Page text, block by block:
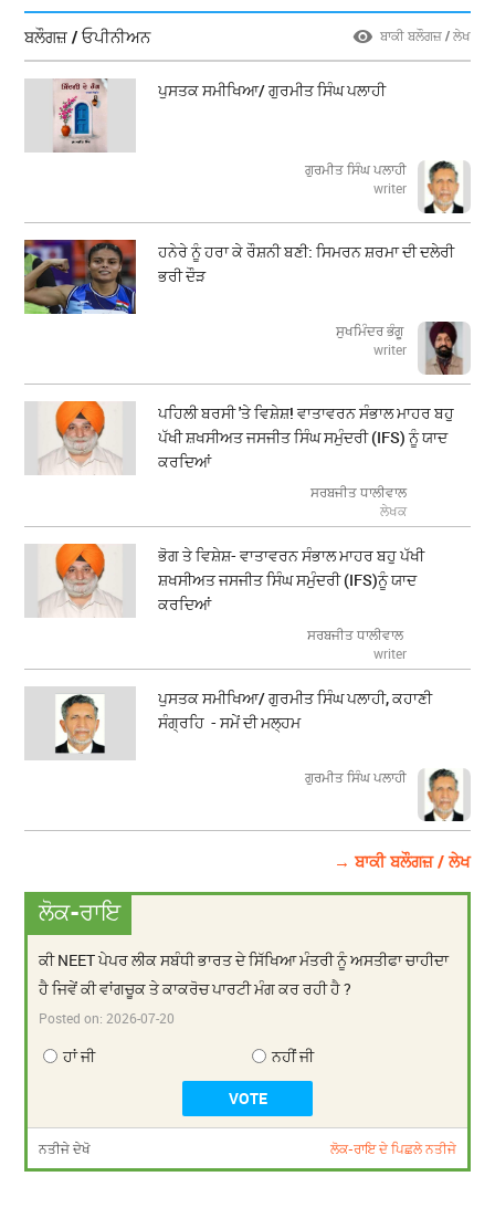
ਬਲੌਗਜ਼ / ਓਪੀਨੀਅਨ ਬਾਕੀ ਬਲੌਗਜ਼ / ਲੇਖ
ਪੁਸਤਕ ਸਮੀਖਿਆ/ ਗੁਰਮੀਤ ਸਿੰਘ ਪਲਾਹੀ
ਗੁਰਮੀਤ ਸਿੰਘ ਪਲਾਹੀ
writer
ਹਨੇਰੇ ਨੂੰ ਹਰਾ ਕੇ ਰੌਸ਼ਨੀ ਬਣੀ: ਸਿਮਰਨ ਸ਼ਰਮਾ ਦੀ ਦਲੇਰੀ
ਭਰੀ ਦੌੜ
ਸੁਖਮਿੰਦਰ ਭੰਗੂ
writer
ਪਹਿਲੀ ਬਰਸੀ 'ਤੇ ਵਿਸ਼ੇਸ਼! ਵਾਤਾਵਰਨ ਸੰਭਾਲ ਮਾਹਰ ਬਹੁ
ਪੱਖੀ ਸ਼ਖਸੀਅਤ ਜਸਜੀਤ ਸਿੰਘ ਸਮੁੰਦਰੀ (IFS) ਨੂੰ ਯਾਦ
ਕਰਦਿਆਂ
ਸਰਬਜੀਤ ਧਾਲੀਵਾਲ
ਲੇਖਕ
ਭੋਗ ਤੇ ਵਿਸ਼ੇਸ਼- ਵਾਤਾਵਰਨ ਸੰਭਾਲ ਮਾਹਰ ਬਹੁ ਪੱਖੀ
ਸ਼ਖਸੀਅਤ ਜਸਜੀਤ ਸਿੰਘ ਸਮੁੰਦਰੀ (IFS)ਨੂੰ ਯਾਦ
ਕਰਦਿਆਂ
ਸਰਬਜੀਤ ਧਾਲੀਵਾਲ
writer
ਪੁਸਤਕ ਸਮੀਖਿਆ/ ਗੁਰਮੀਤ ਸਿੰਘ ਪਲਾਹੀ, ਕਹਾਣੀ
ਸੰਗ੍ਰਹਿ - ਸਮੇਂ ਦੀ ਮਲ੍ਹਮ
ਗੁਰਮੀਤ ਸਿੰਘ ਪਲਾਹੀ
→ ਬਾਕੀ ਬਲੌਗਜ਼ / ਲੇਖ
ਲੋਕ-ਰਾਇ
ਕੀ NEET ਪੇਪਰ ਲੀਕ ਸਬੰਧੀ ਭਾਰਤ ਦੇ ਸਿੱਖਿਆ ਮੰਤਰੀ ਨੂੰ ਅਸਤੀਫਾ ਚਾਹੀਦਾ
ਹੈ ਜਿਵੇਂ ਕੀ ਵਾਂਗਚੂਕ ਤੇ ਕਾਕਰੋਚ ਪਾਰਟੀ ਮੰਗ ਕਰ ਰਹੀ ਹੈ ?
Posted on:2026-07-20
ਹਾਂ ਜੀ ਨਹੀਂ ਜੀ
ਨਤੀਜੇ ਦੇਖੋ ਲੋਕ-ਰਾਇ ਦੇ ਪਿਛਲੇ ਨਤੀਜੇ